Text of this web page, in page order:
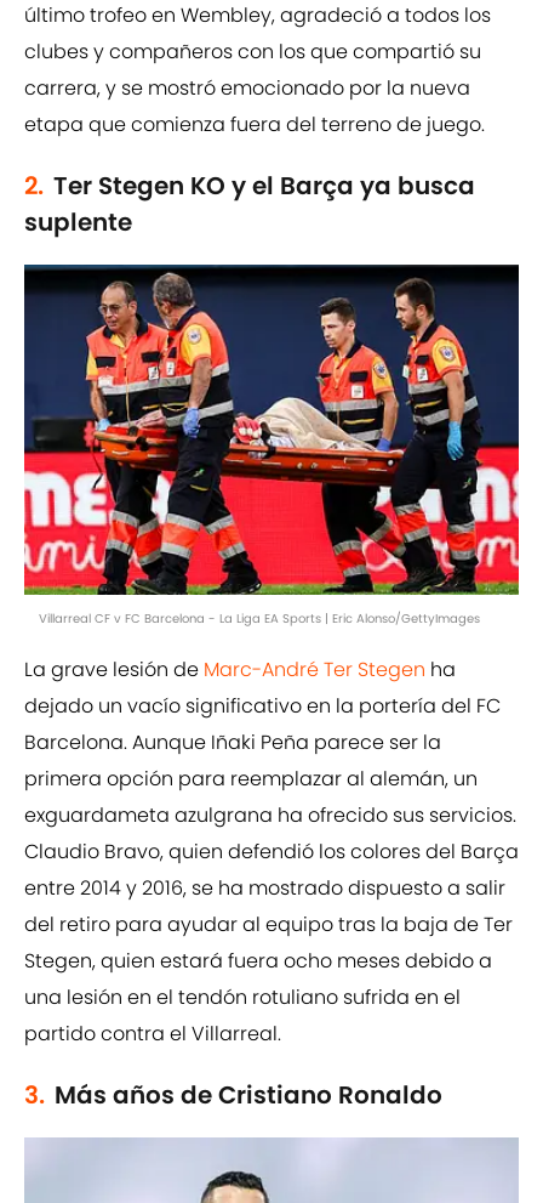
último trofeo en Wembley, agradeció a todos los
clubes y compañeros con los que compartió su
carrera, y se mostró emocionado por la nueva
etapa que comienza fuera del terreno de juego.
2. Ter Stegen KO y el Barça ya busca
suplente
Villarreal CF v FC Barcelona - La Liga EA Sports | Eric Alonso/GettyImages
La grave lesión de Marc-André Ter Stegen ha
dejado un vacío significativo en la portería del FC
Barcelona. Aunque Iñaki Peña parece ser la
primera opción para reemplazar al alemán, un
exguardameta azulgrana ha ofrecido sus servicios.
Claudio Bravo, quien defendió los colores del Barça
entre 2014 y 2016, se ha mostrado dispuesto a salir
del retiro para ayudar al equipo tras la baja de Ter
Stegen, quien estará fuera ocho meses debido a
una lesión en el tendón rotuliano sufrida en el
partido contra el Villarreal.
3. Más años de Cristiano Ronaldo